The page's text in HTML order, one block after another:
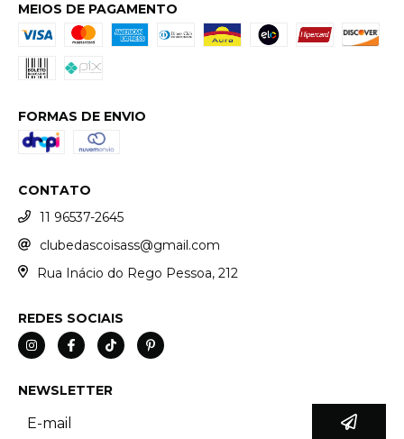
MEIOS DE PAGAMENTO
FORMAS DE ENVIO
CONTATO
11 96537-2645
clubedascoisass@gmail.com
Rua Inácio do Rego Pessoa, 212
REDES SOCIAIS
NEWSLETTER